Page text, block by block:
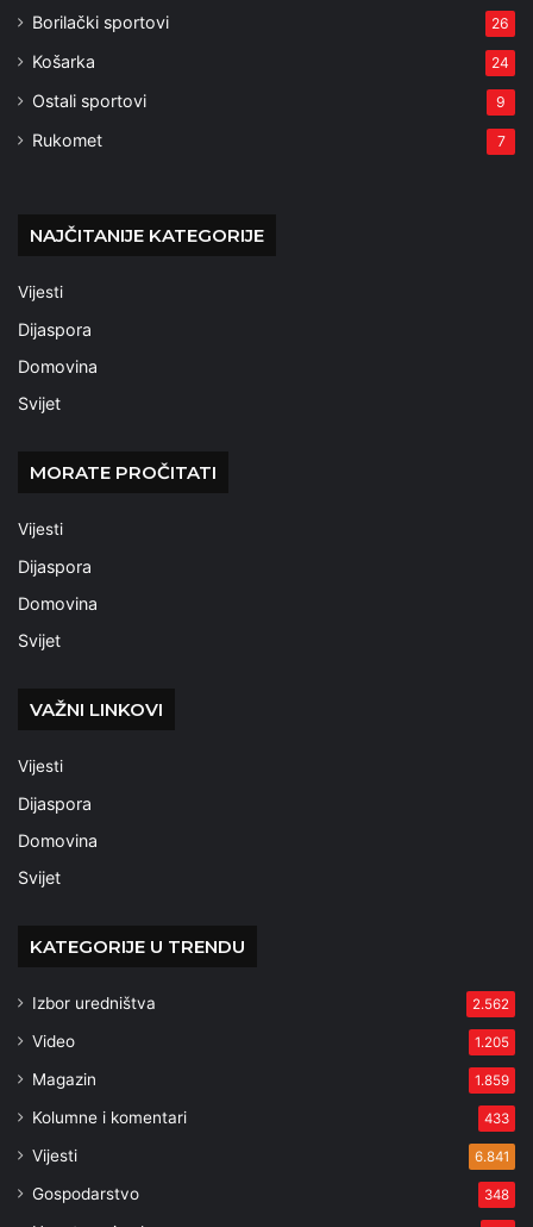
Borilački sportovi 26
Košarka 24
Ostali sportovi 9
Rukomet 7
NAJČITANIJE KATEGORIJE
Vijesti
Dijaspora
Domovina
Svijet
MORATE PROČITATI
Vijesti
Dijaspora
Domovina
Svijet
VAŽNI LINKOVI
Vijesti
Dijaspora
Domovina
Svijet
KATEGORIJE U TRENDU
Izbor uredništva 2.562
Video 1.205
Magazin 1.859
Kolumne i komentari 433
Vijesti 6.841
Gospodarstvo 348